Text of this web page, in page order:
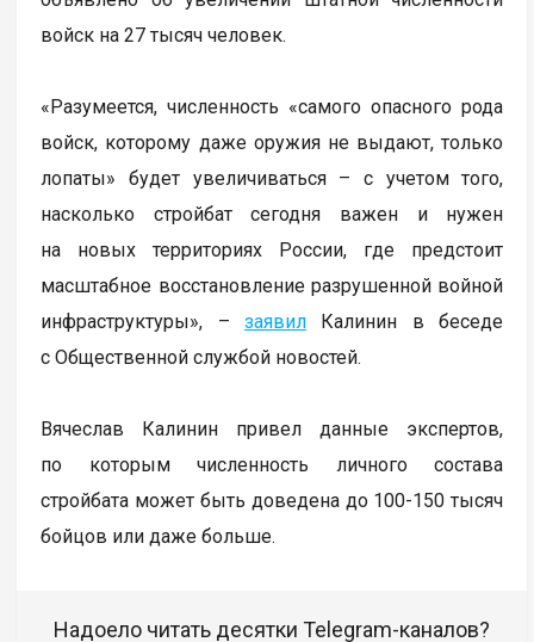
войск на 27 тысяч человек.
«Разумеется, численность «самого опасного рода
войск, которому даже оружия не выдают, только
лопаты» будет увеличиваться – с учетом того,
насколько стройбат сегодня важен и нужен
на новых территориях России, где предстоит
масштабное восстановление разрушенной войной
инфраструктуры», –заявил Калинин в беседе
с Общественной службой новостей.
Вячеслав Калинин привел данные экспертов,
по которым численность личного состава
стройбата может быть доведена до 100-150 тысяч
бойцов или даже больше.
Надоело читать десятки Telegram-каналов?